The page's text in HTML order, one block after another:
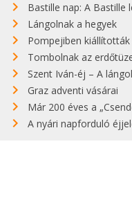
Bastille nap: A Bastille
Lángolnak a hegyek
Pompejiben kiállították az
Tombolnak az
Szent Iván-éj – A
Graz adventi vásárai
Már 200 éves a
A nyári napforduló éjjelén